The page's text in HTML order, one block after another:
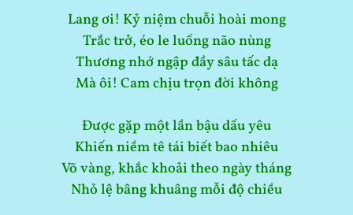
Lang ơi! Kỷ niệm chuỗi hoài mong
Trắc trở, éo le luống não nùng
Thương nhớ ngập đầy sâu tấc dạ
Mà ôi! Cam chịu trọn đời không
Được gặp một lần bậu dấu yêu
Khiến niềm tê tái biết bao nhiêu
Võ vàng, khắc khoải theo ngày tháng
Nhỏ lệ bâng khuâng mỗi độ chiều